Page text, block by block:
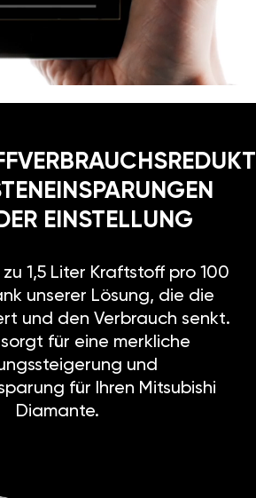
EINSTELLUNG
1,5 Liter Kraftstoff pro 100
unserer Lösung, die die
und den Verbrauch senkt.
für eine merkliche
und
für Ihren Mitsubishi
Diamante.